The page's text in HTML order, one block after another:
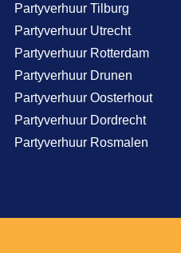
Partyverhuur Tilburg
Partyverhuur Utrecht
Partyverhuur Rotterdam
Partyverhuur Drunen
Partyverhuur Oosterhout
Partyverhuur Dordrecht
Partyverhuur Rosmalen